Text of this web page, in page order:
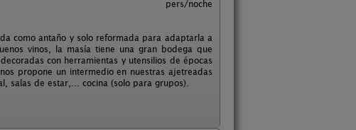
pers/noche
como antaño y solo reformada para adaptarla a
vinos, la masía tiene una gran bodega que
con herramientas y utensilios de épocas
propone un intermedio en nuestras ajetreadas
salas de estar,... cocina (solo para grupos).